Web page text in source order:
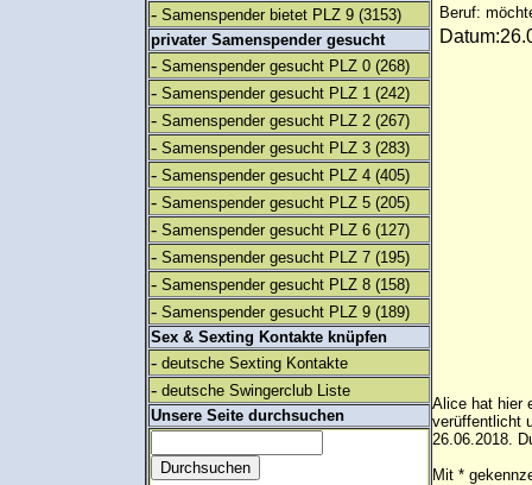
- Samenspender bietet PLZ 9 (3153)
privater Samenspender gesucht
- Samenspender gesucht PLZ 0 (268)
- Samenspender gesucht PLZ 1 (242)
- Samenspender gesucht PLZ 2 (267)
- Samenspender gesucht PLZ 3 (283)
- Samenspender gesucht PLZ 4 (405)
- Samenspender gesucht PLZ 5 (205)
- Samenspender gesucht PLZ 6 (127)
- Samenspender gesucht PLZ 7 (195)
- Samenspender gesucht PLZ 8 (158)
- Samenspender gesucht PLZ 9 (189)
Sex & Sexting Kontakte knüpfen
- deutsche Sexting Kontakte
- deutsche Swingerclub Liste
Unsere Seite durchsuchen
Beruf:
Alice hat hier
verüffentlicht
26.06.2018.
Mit *